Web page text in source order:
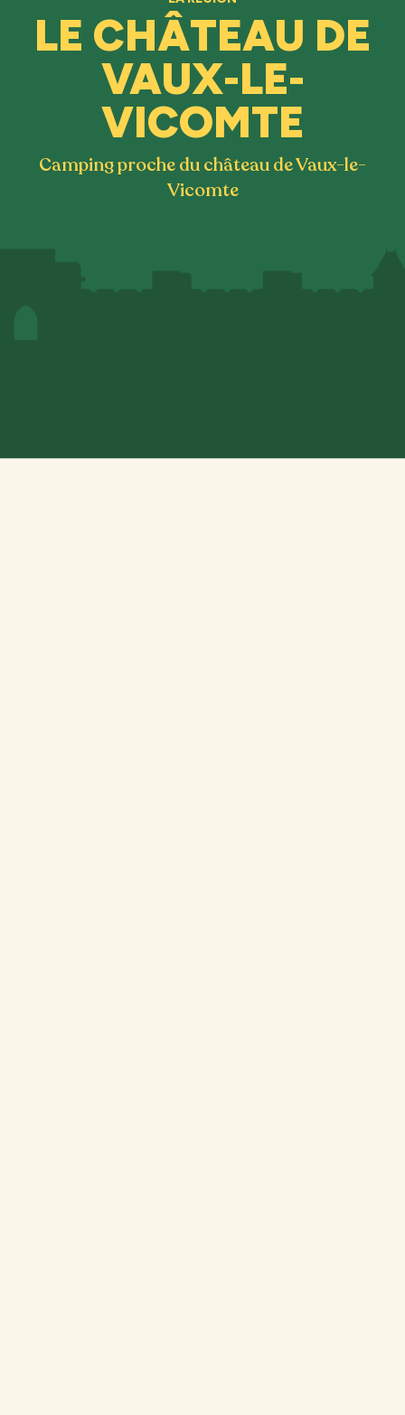
LE CHÂTEAU DE
VAUX-LE-
VICOMTE
Camping proche du château de Vaux-le-
Vicomte